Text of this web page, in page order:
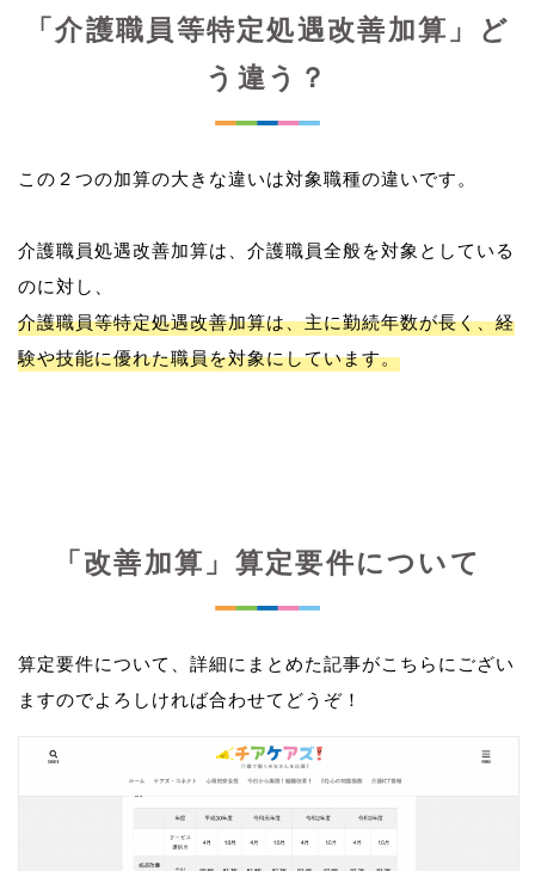
「介護職員等特定処遇改善加算」ど
う違う？
この２つの加算の大きな違いは対象職種の違いです。
介護職員処遇改善加算は、介護職員全般を対象としている
介護職員等特定処遇改善加算は、主に勤続年数が長く、経
験や技能に優れた職員を対象にしています。
「改善加算」算定要件について
算定要件について、詳細にまとめた記事がこちらにござい
ますのでよろしければ合わせてどうぞ！